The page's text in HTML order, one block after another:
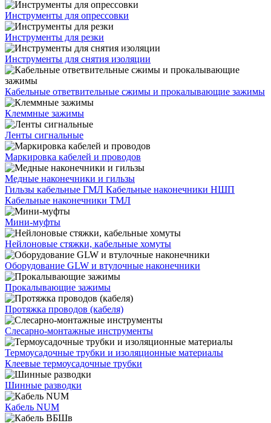
Инструменты для опрессовки
Инструменты для резки
Инструменты для снятия изоляции
Кабельные ответвительные сжимы и прокалывающие зажимы
Клеммные зажимы
Ленты сигнальные
Маркировка кабелей и проводов
Медные наконечники и гильзы
Гильзы кабельные ГМЛ Кабельные наконечники НШП
Кабельные наконечники ТМЛ
Мини-муфты
Нейлоновые стяжки, кабельные хомуты
Оборудование GLW и втулочные наконечники
Прокалывающие зажимы
Протяжка проводов (кабеля)
Слесарно-монтажные инструменты
Термоусадочные трубки и изоляционные материалы
Клеевые термоусадочные трубки
Шинные разводки
Кабель NUM